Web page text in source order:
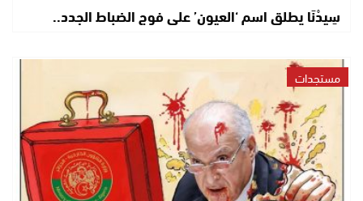
سِيدْنَا يطلق اسم ‘العيون’ على فوج الضباط الجدد..
مستجدات